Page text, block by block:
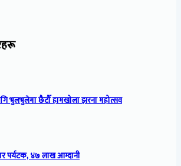
भुलभुलेमा छैटौँ हामखोला झरना महोत्सव
पर्यटक, ४७ लाख आम्दानी